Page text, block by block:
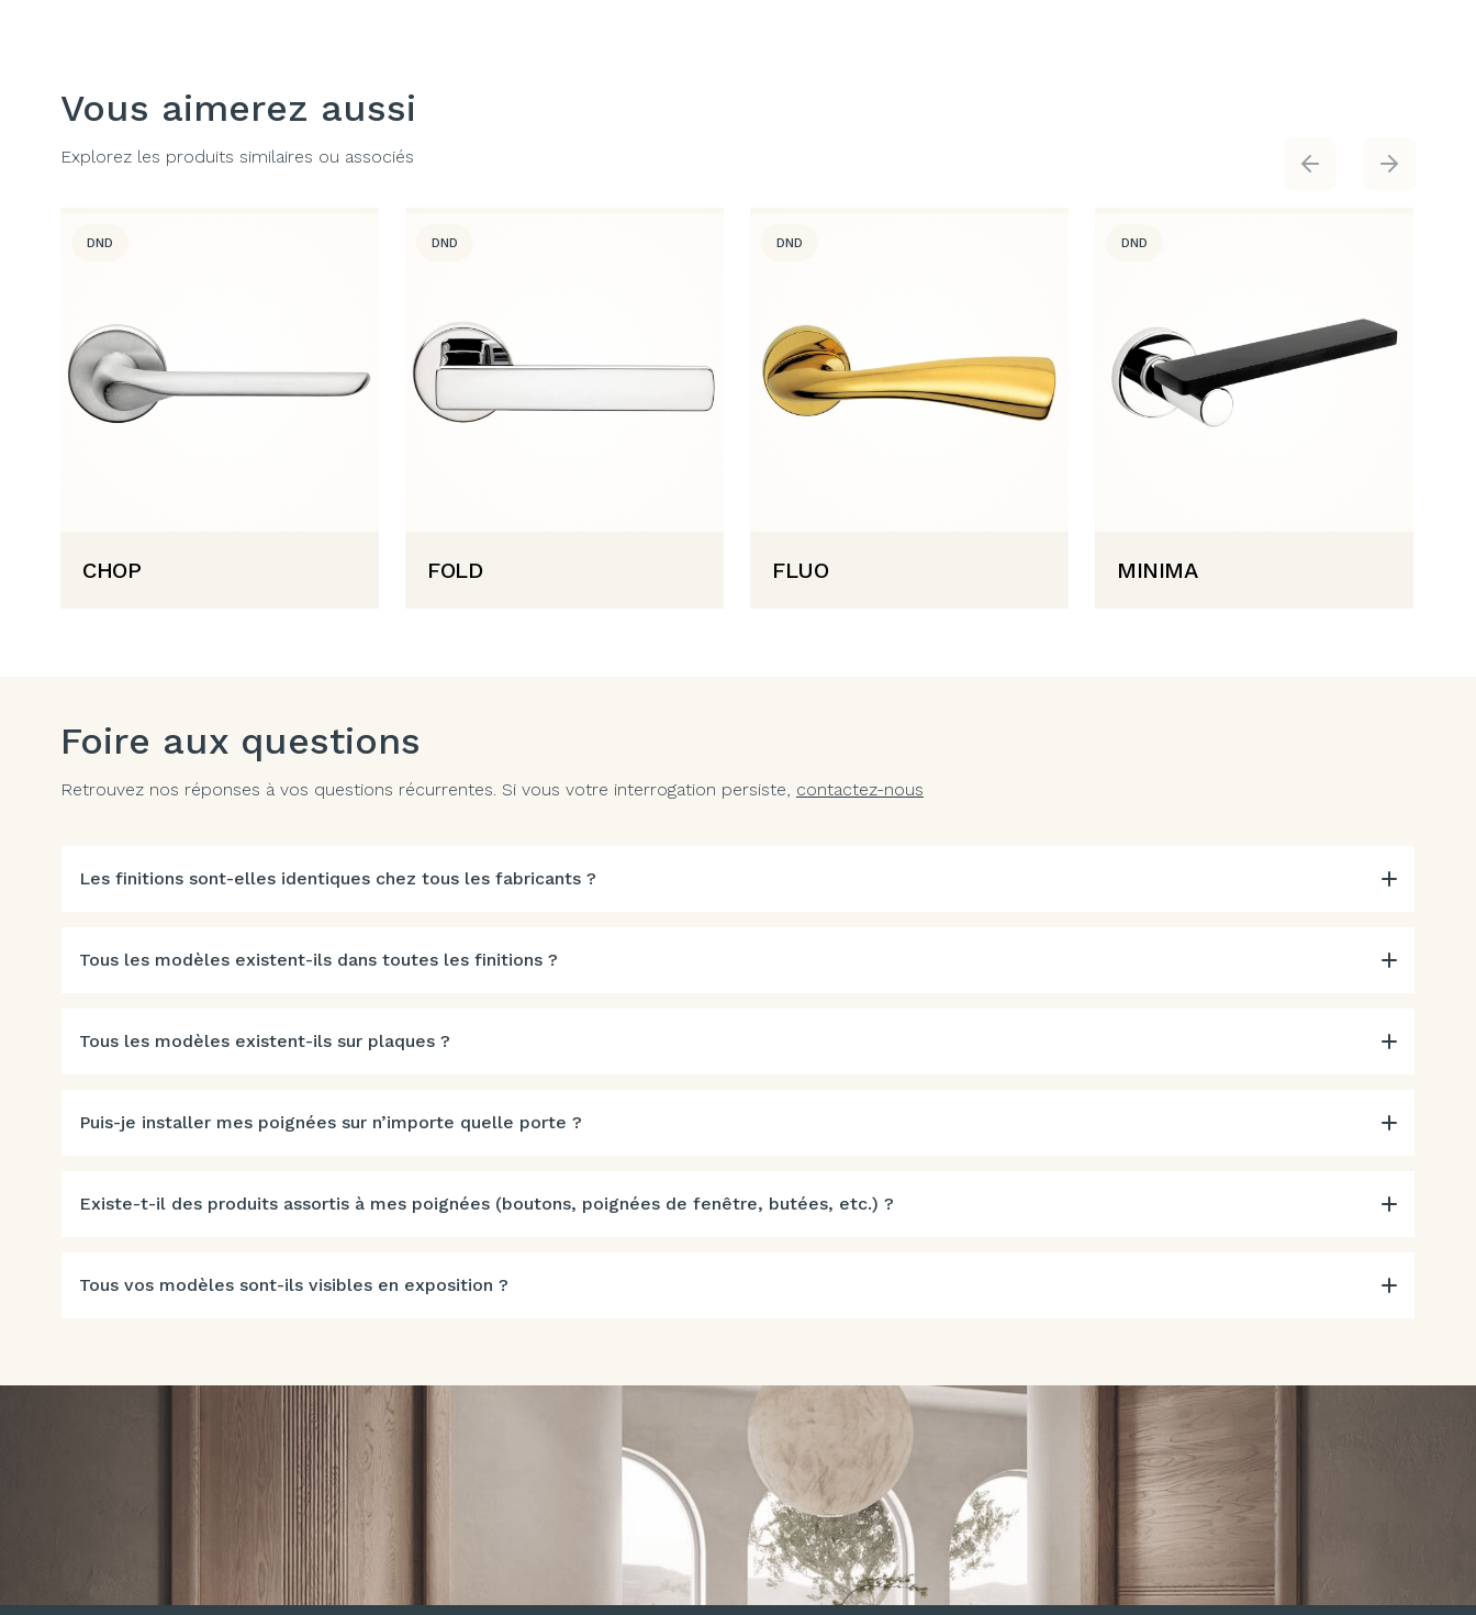
Vous aimerez aussi
Explorez les produits similaires ou associés
DND
CHOP
DND
FOLD
DND
FLUO
DND
MINIMA
Foire aux questions
Retrouvez nos réponses à vos questions récurrentes. Si vous votre interrogation persiste, contactez-nous
Les finitions sont-elles identiques chez tous les fabricants ?
Tous les modèles existent-ils dans toutes les finitions ?
Tous les modèles existent-ils sur plaques ?
Puis-je installer mes poignées sur n’importe quelle porte ?
Existe-t-il des produits assortis à mes poignées (boutons, poignées de fenêtre, butées, etc.) ?
Tous vos modèles sont-ils visibles en exposition ?